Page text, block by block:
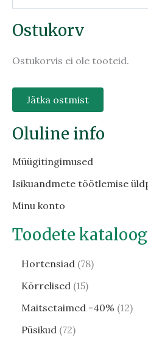
Ostukorv
Ostukorvis ei ole tooteid.
Jätka ostmist
Oluline info
Müügitingimused
Isikuandmete töötlemise
Minu konto
Toodete kataloog
Hortensiad 78
Kõrrelised 15
Maitsetaimed -40% 12
Püsikud 72